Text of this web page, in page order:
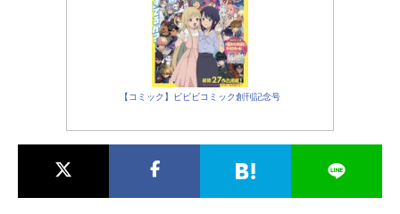
【コミック】ビビビコミック創刊記念号